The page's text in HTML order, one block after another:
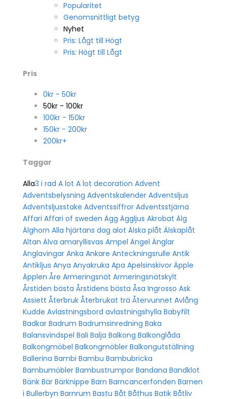
Popularitet
Genomsnittligt betyg
Nyhet
Pris: Lågt till Högt
Pris: Högt till Lågt
Pris
0kr - 50kr
50kr - 100kr
100kr - 150kr
150kr - 200kr
200kr+
Taggar
Alla3 i rad A lot A lot decoration Advent
Adventsbelysning Adventskalender Adventsljus
Adventsljusstake Adventssiffror Adventsstjärna
Affari Affari of sweden Ägg Äggljus Akrobat Älg
Älghorn Alla hjärtans dag alot Älska plåt Älskaplåt
Altan Älva amaryllisvas Ampel Ängel Änglar
Änglavingar Anka Ankare Anteckningsrulle Antik
Antikljus Anya Anyakruka Apa Apelsinskivor Äpple
Äpplen Åre Armeringsnät Armeringsnätskylt
Årstiden bästa Årstidens bästa Åsa Ingrosso Ask
Assiett Återbruk Återbrukat trä Återvunnet Avlång
Kudde Avlastningsbord avlastningshylla Babyfilt
Badkar Badrum Badrumsinredning Baka
Balansvindspel Bali Balja Balkong Balkonglåda
Balkongmöbel Balkongmöbler Balkongutställning
Ballerina Bambi Bambu Bambubricka
Bambumöbler Bambustrumpor Bandana Bandklot
Bänk Bär Bärknippe Barn Barncancerfonden Barnen
i Bullerbyn Barnrum Bastu Båt Båthus Batik Båtliv